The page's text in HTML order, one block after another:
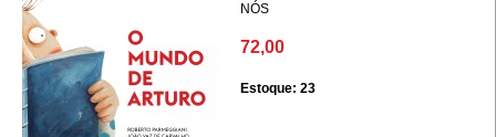
NÓS
72,00
Estoque: 23